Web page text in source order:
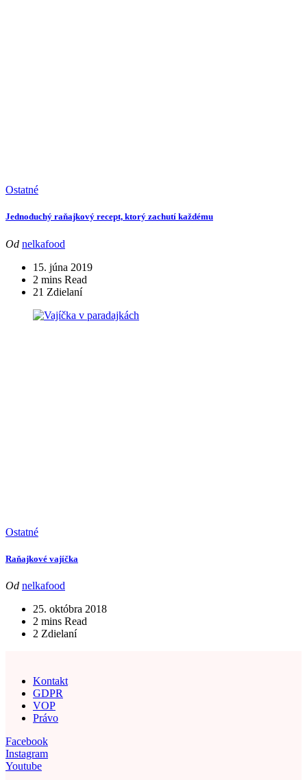
Ostatné
Jednoduchý raňajkový recept, ktorý zachutí každému
Od nelkafood
15. júna 2019
2 mins Read
21 Zdielaní
Ostatné
Raňajkové vajíčka
Od nelkafood
25. októbra 2018
2 mins Read
2 Zdielaní
Kontakt
GDPR
VOP
Právo
Facebook
Instagram
Youtube